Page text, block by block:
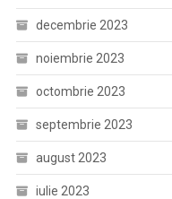
decembrie 2023
noiembrie 2023
octombrie 2023
septembrie 2023
august 2023
iulie 2023